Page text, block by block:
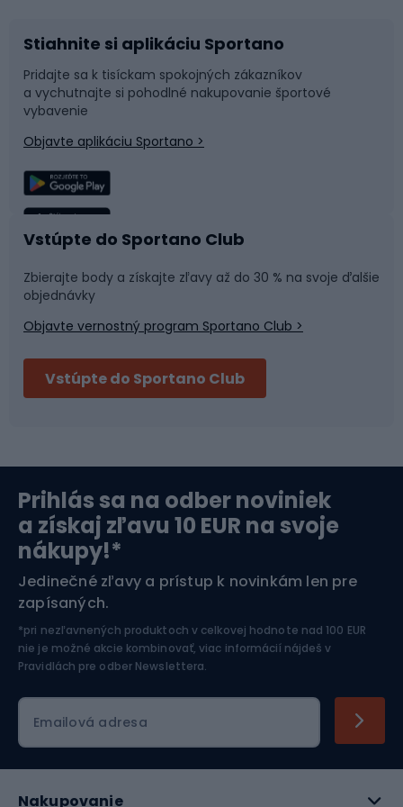
Príslušenstvo k bicyklom
Časti bicyklov
Rybolov
Športová medicína
Bushcraft
Bikepacking
Orientačný beh
Sane a kĺzačky
Snowboard
Plávanie
Tímové športy
Fitness a posilňovňa
Cyklistické prilby
Lyžovanie
Športová elektronika
Jazdectvo
Stiahnite si aplikáciu Sportano
Pridajte sa k tisíckam spokojných zákazníkov
a vychutnajte si pohodlné nakupovanie športové
vybavenie
Objavte aplikáciu Sportano >
Vstúpte do Sportano Club
Zbierajte body a získajte zľavy až do 30 % na svoje ďalšie
objednávky
Objavte vernostný program Sportano Club >
Vstúpte do Sportano Club
Prihlás sa na odber noviniek
a získaj zľavu 10 EUR na svoje
nákupy!*
Jedinečné zľavy a prístup k novinkám len pre
zapísaných.
*pri nezľavnených produktoch v celkovej hodnote nad 100 EUR
nie je možné akcie kombinovať, viac informácií nájdeš v
Pravidlách pre odber Newslettera.
Emailová adresa
Nakupovanie